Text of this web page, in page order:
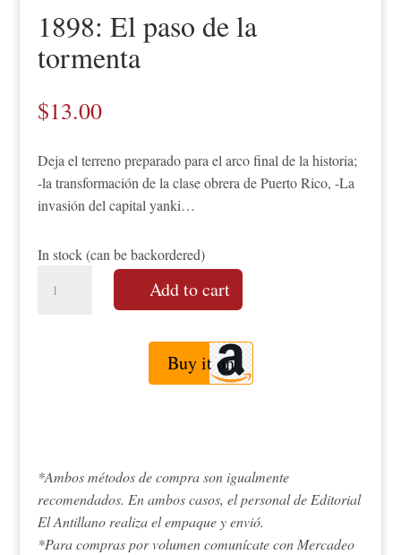
1898: El paso de la
tormenta
$13.00
Deja el terreno preparado para el arco final de la historia;
-la transformación de la clase obrera de Puerto Rico, -La
invasión del capital yanki…
In stock (can be backordered)
Add to cart
Buy it on
*Ambos métodos de compra son igualmente
recomendados. En ambos casos, el personal de Editorial
El Antillano realiza el empaque y envió.
*Para compras por volumen comunícate con Mercadeo